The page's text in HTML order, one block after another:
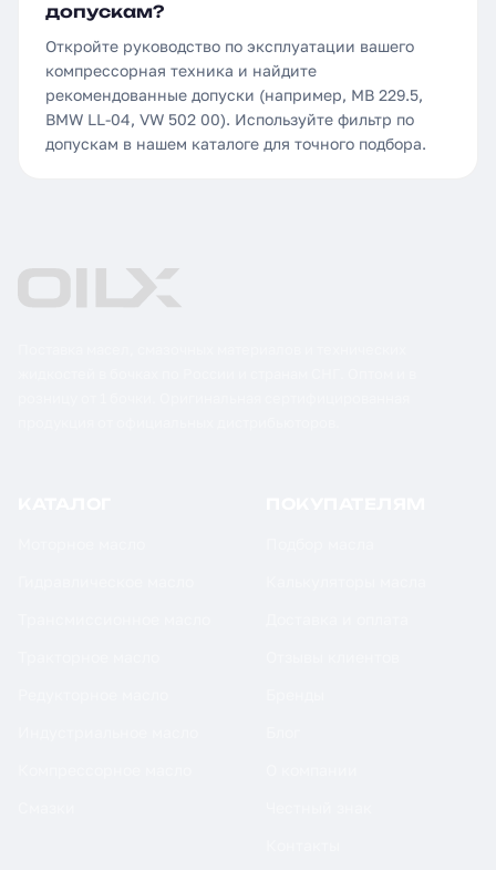
допускам?
Откройте руководство по эксплуатации вашего
компрессорная техника и найдите
рекомендованные допуски (например, MB 229.5,
BMW LL-04, VW 502 00). Используйте фильтр по
допускам в нашем каталоге для точного подбора.